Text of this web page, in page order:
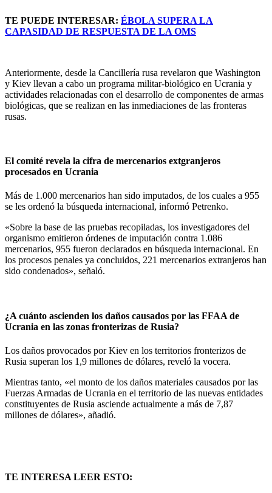
TE PUEDE INTERESAR: ÉBOLA SUPERA LA
CAPASIDAD DE RESPUESTA DE LA OMS
Anteriormente, desde la Cancillería rusa revelaron que Washington
y Kiev llevan a cabo un programa militar-biológico en Ucrania y
actividades relacionadas con el desarrollo de componentes de armas
biológicas, que se realizan en las inmediaciones de las fronteras
rusas.
El comité revela la cifra de mercenarios extgranjeros
procesados en Ucrania
Más de 1.000 mercenarios han sido imputados, de los cuales a 955
se les ordenó la búsqueda internacional, informó Petrenko.
«Sobre la base de las pruebas recopiladas, los investigadores del
organismo emitieron órdenes de imputación contra 1.086
mercenarios, 955 fueron declarados en búsqueda internacional. En
los procesos penales ya concluidos, 221 mercenarios extranjeros han
sido condenados», señaló.
¿A cuánto ascienden los daños causados por las FFAA de
Ucrania en las zonas fronterizas de Rusia?
Los daños provocados por Kiev en los territorios fronterizos de
Rusia superan los 1,9 millones de dólares, reveló la vocera.
Mientras tanto, «el monto de los daños materiales causados por las
Fuerzas Armadas de Ucrania en el territorio de las nuevas entidades
constituyentes de Rusia asciende actualmente a más de 7,87
millones de dólares», añadió.
TE INTERESA LEER ESTO: